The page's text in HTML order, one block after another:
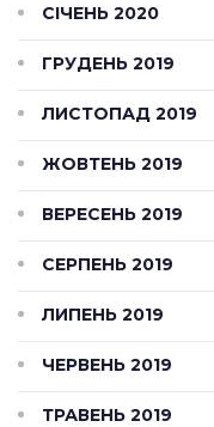
СІЧЕНЬ 2020
ГРУДЕНЬ 2019
ЛИСТОПАД 2019
ЖОВТЕНЬ 2019
ВЕРЕСЕНЬ 2019
СЕРПЕНЬ 2019
ЛИПЕНЬ 2019
ЧЕРВЕНЬ 2019
ТРАВЕНЬ 2019